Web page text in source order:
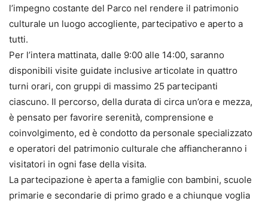
l’impegno costante del Parco nel rendere il patrimonio
culturale un luogo accogliente, partecipativo e aperto a
tutti.
Per l’intera mattinata, dalle 9:00 alle 14:00, saranno
disponibili visite guidate inclusive articolate in quattro
turni orari, con gruppi di massimo 25 partecipanti
ciascuno. Il percorso, della durata di circa un’ora e mezza,
è pensato per favorire serenità, comprensione e
coinvolgimento, ed è condotto da personale specializzato
e operatori del patrimonio culturale che affiancheranno i
visitatori in ogni fase della visita.
La partecipazione è aperta a famiglie con bambini, scuole
primarie e secondarie di primo grado e a chiunque voglia